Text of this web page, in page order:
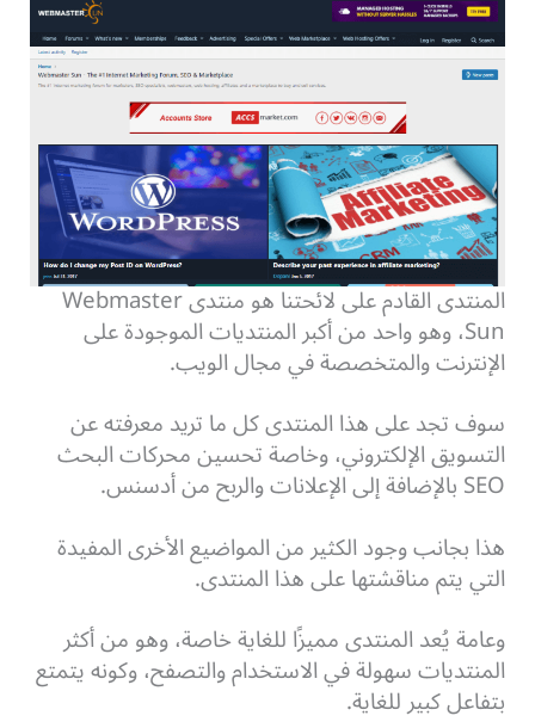
المنتدى القادم على لائحتنا هو منتدى Webmaster
Sun، وهو واحد من أكبر المنتديات الموجودة على
الإنترنت والمتخصصة في مجال الويب.
سوف تجد على هذا المنتدى كل ما تريد معرفته عن
التسويق الإلكتروني، وخاصة تحسين محركات البحث
SEO بالإضافة إلى الإعلانات والربح من أدسنس.
هذا بجانب وجود الكثير من المواضيع الأخرى المفيدة
التي يتم مناقشتها على هذا المنتدى.
وعامة يُعد المنتدى مميزًا للغاية خاصة، وهو من أكثر
المنتديات سهولة في الاستخدام والتصفح، وكونه يتمتع
بتفاعل كبير للغاية.